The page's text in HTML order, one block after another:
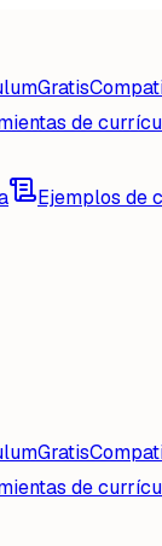
Gratis
de
Ejemplos de
Gratis
de